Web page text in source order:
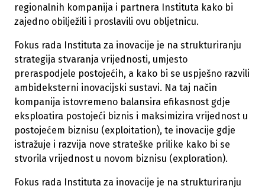
regionalnih kompanija i partnera Instituta kako bi
zajedno obilježili i proslavili ovu obljetnicu.
Fokus rada Instituta za inovacije je na strukturiranju
strategija stvaranja vrijednosti, umjesto
preraspodjele postojećih, a kako bi se uspješno razvili
ambideksterni inovacijski sustavi. Na taj način
kompanija istovremeno balansira efikasnost gdje
eksploatira postojeći biznis i maksimizira vrijednost u
postojećem biznisu (exploitation), te inovacije gdje
istražuje i razvija nove strateške prilike kako bi se
stvorila vrijednost u novom biznisu (exploration).
Fokus rada Instituta za inovacije je na strukturiranju